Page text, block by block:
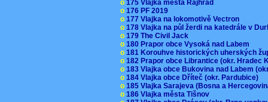
o 175 Vlajka města Rajhrad
o 176 PF 2019
o 177 Vlajka na lokomotivě Vectron
o 178 Vlajka na půl žerdi na katedrále v
o 179 The Civil Jack
o 180 Prapor obce Vysoká nad Labem
o 181 Korouhve historických uherských
o 182 Prapor obce Librantice (okr. Hradec
o 183 Vlajka obce Bukovina nad Labem
o 184 Vlajka obce Dříteč (okr. Pardubice)
o 185 Vlajka Sarajeva (Bosna a
o 186 Vlajka města Tišnov